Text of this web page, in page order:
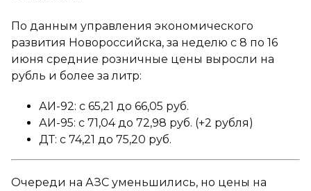
По данным управления экономического
развития Новороссийска, за неделю с 8 по 16
июня средние розничные цены выросли на
рубль и более за литр:
АИ-92: с 65,21 до 66,05 руб.
АИ-95: с 71,04 до 72,98 руб. (+2 рубля)
ДТ: с 74,21 до 75,20 руб.
Очереди на АЗС уменьшились, но цены на